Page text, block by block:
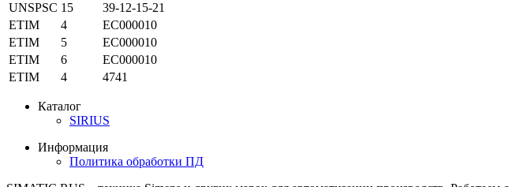
UNSPSC 15
39-12-15-21
ETIM
4
EC000010
ETIM
5
EC000010
ETIM
6
EC000010
ETIM
4 4741
Каталог
SIRIUS
Информация
Политика обработки ПД